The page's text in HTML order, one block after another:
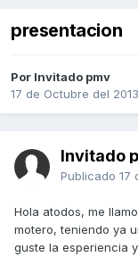
presentacion
Por Invitado pmv
17 de Octubre del 2013
Invitado
Publicado 17
Hola atodos, me
motero, teniendo ya
guste la esperiencia